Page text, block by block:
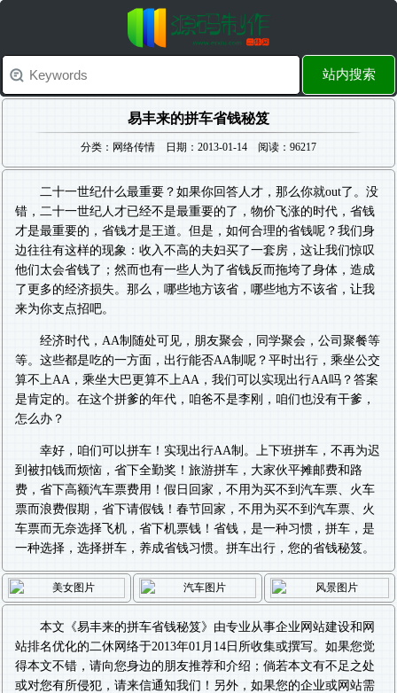
站内搜索
易丰来的拼车省钱秘笈
分类：网络传情 日期：2013-01-14 阅读：96217
二十一世纪什么最重要？如果你回答人才，那么你就out了。没
错，二十一世纪人才已经不是最重要的了，物价飞涨的时代，省钱
才是最重要的，省钱才是王道。但是，如何合理的省钱呢？我们身
边往往有这样的现象：收入不高的夫妇买了一套房，这让我们惊叹
他们太会省钱了；然而也有一些人为了省钱反而拖垮了身体，造成
了更多的经济损失。那么，哪些地方该省，哪些地方不该省，让我
来为你支点招吧。
经济时代，AA制随处可见，朋友聚会，同学聚会，公司聚餐等
等。这些都是吃的一方面，出行能否AA制呢？平时出行，乘坐公交
算不上AA，乘坐大巴更算不上AA，我们可以实现出行AA吗？答案
是肯定的。在这个拼爹的年代，咱爸不是李刚，咱们也没有干爹，
怎么办？
幸好，咱们可以拼车！实现出行AA制。上下班拼车，不再为迟
到被扣钱而烦恼，省下全勤奖！旅游拼车，大家伙平摊邮费和路
费，省下高额汽车票费用！假日回家，不用为买不到汽车票、火车
票而浪费假期，省下请假钱！春节回家，不用为买不到汽车票、火
车票而无奈选择飞机，省下机票钱！省钱，是一种习惯，拼车，是
一种选择，选择拼车，养成省钱习惯。拼车出行，您的省钱秘笈。
本文《易丰来的拼车省钱秘笈》由专业从事企业网站建设和 网
站排名优化的二休网络于2013年01月14日所收集或撰写。如果您觉
得本文不错，请向您身边的朋友推荐和介绍；倘若本文有不足之处
或对您有所侵犯，请来信通知我们！另外，如果您的企业或网站需